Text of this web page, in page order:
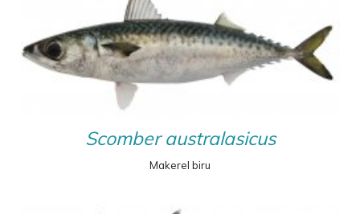
Scomber australasicus
Makerel biru